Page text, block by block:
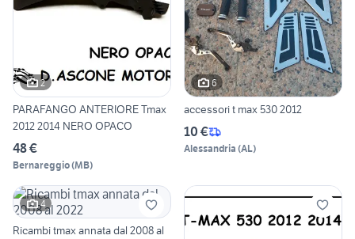
2
PARAFANGO ANTERIORE Tmax
2012 2014 NERO OPACO
48 €
Bernareggio(MB)
6
accessori t max 530 2012
10 €
Alessandria (AL)
4
Ricambi tmax annata dal 2008 al